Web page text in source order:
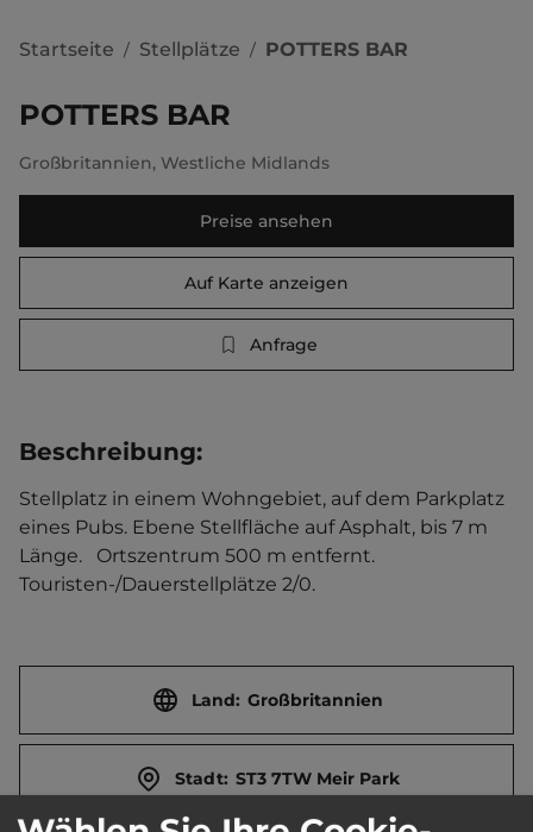
Startseite / Stellplätze / POTTERS BAR
POTTERS BAR
Großbritannien, Westliche Midlands
Preise ansehen
Auf Karte anzeigen
Anfrage
Beschreibung:
Stellplatz in einem Wohngebiet, auf dem Parkplatz
eines Pubs. Ebene Stellfläche auf Asphalt, bis 7 m
Länge.   Ortszentrum 500 m entfernt.
Touristen-/Dauerstellplätze 2/0.
Land: Großbritannien
Stadt: ST3 7TW Meir Park